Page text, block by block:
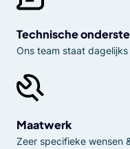
Technische
Ons team staat
Maatwerk
Zeer specifieke wensen